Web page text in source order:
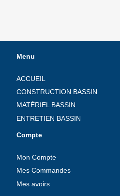
Menu
ACCUEIL
CONSTRUCTION BASSIN
MATÉRIEL BASSIN
ENTRETIEN BASSIN
Compte
Mon Compte
Mes Commandes
Mes avoirs